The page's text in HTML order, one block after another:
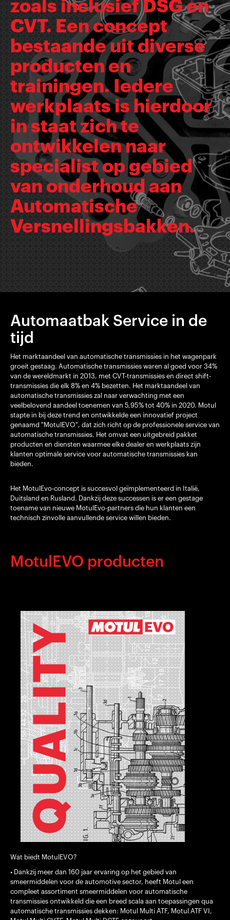
zoals inclusief DSG en
CVT. Een concept
bestaande uit diverse
producten en
trainingen. Iedere
werkplaats is hierdoor
in staat zich te
ontwikkelen naar
specialist op gebied
van onderhoud aan
Automatische
Versnellingsbakken.
Automaatbak Service in de
tijd
Het marktaandeel van automatische transmissies in het wagenpark
groeit gestaag. Automatische transmissies waren al goed voor 34%
van de wereldmarkt in 2013, met CVT-transmissies en direct shift-
transmissies die elk 8% en 4% bezetten. Het marktaandeel van
automatische transmissies zal naar verwachting met een
veelbelovend aandeel toenemen van 5,95% tot 40% in 2020. Motul
stapte in bij deze trend en ontwikkelde een innovatief project
genaamd "MotulEVO", dat zich richt op de professionele service van
automatische transmissies. Het omvat een uitgebreid pakket
producten en diensten waarmee elke dealer en werkplaats zijn
klanten optimale service voor automatische transmissies kan
bieden.
Het MotulEvo-concept is succesvol geïmplementeerd in Italië,
Duitsland en Rusland. Dankzij deze successen is er een gestage
toename van nieuwe MotulEvo-partners die hun klanten een
technisch zinvolle aanvullende service willen bieden.
MotulEVO producten
Wat biedt MotulEVO?
• Dankzij meer dan 160 jaar ervaring op het gebied van
smeermiddelen voor de automotive sector, heeft Motul een
compleet assortiment smeermiddelen voor automatische
transmissies ontwikkeld die een breed scala aan toepassingen qua
automatische transmissies dekken: Motul Multi ATF, Motul ATF VI,